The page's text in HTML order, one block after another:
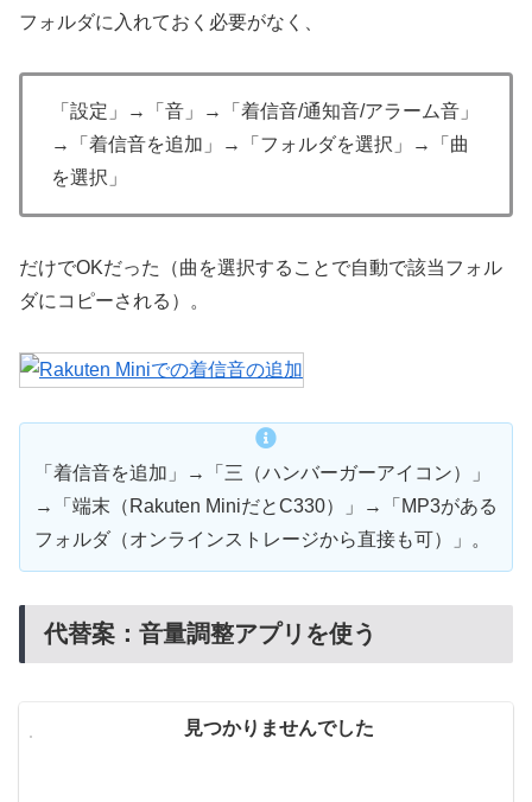
フォルダに入れておく必要がなく、
「設定」→「音」→「着信音/通知音/アラーム音」
→「着信音を追加」→「フォルダを選択」→「曲
を選択」
だけでOKだった（曲を選択することで自動で該当フォル
ダにコピーされる）。
「着信音を追加」→「三（ハンバーガーアイコン）」
→「端末（Rakuten MiniだとC330）」→「MP3がある
フォルダ（オンラインストレージから直接も可）」。
代替案：音量調整アプリを使う
見つかりませんでした